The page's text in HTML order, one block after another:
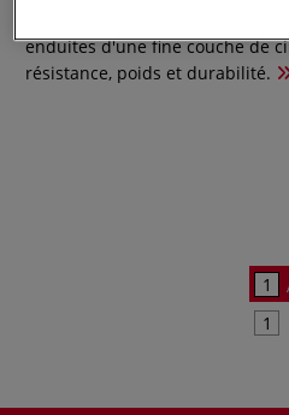
enduites d'une fine couche de
résistance, poids et durabilité.